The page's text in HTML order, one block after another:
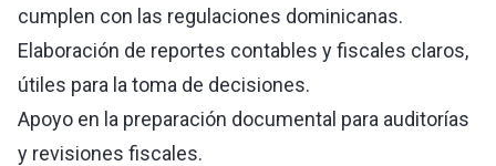
cumplen con las regulaciones dominicanas.
Elaboración de reportes contables y fiscales claros,
útiles para la toma de decisiones.
Apoyo en la preparación documental para auditorías
y revisiones fiscales.